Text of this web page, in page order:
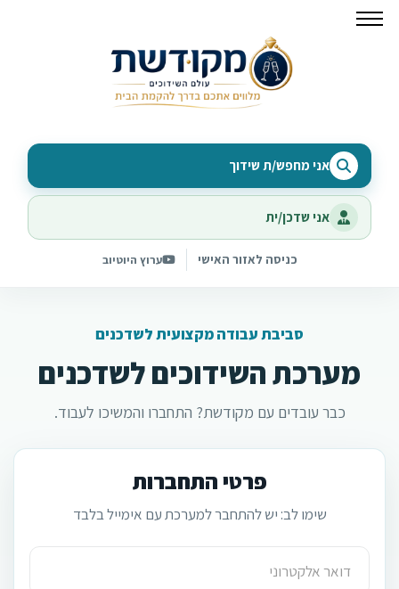
אני מחפש/ת שידוך
אני שדכן/ית
כניסה לאזור האישי ערוץ היוטיוב
סביבת עבודה מקצועית לשדכנים
מערכת השידוכים לשדכנים
כבר עובדים עם מקודשת? התחברו והמשיכו לעבוד.
פרטי התחברות
שימו לב: יש להתחבר למערכת עם אימייל בלבד